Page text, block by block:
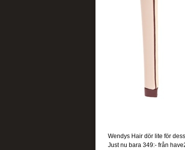
Wendys Hair dör lite för
Just nu bara 349:- från